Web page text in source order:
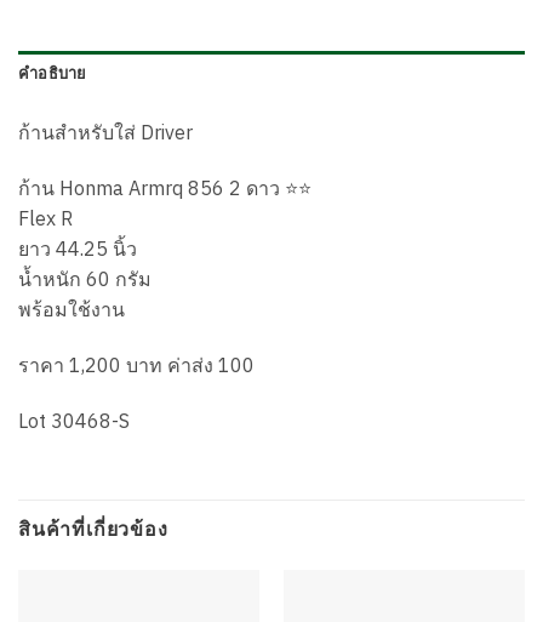
คำอธิบาย
ก้านสำหรับใส่ Driver
ก้าน Honma Armrq 856 2 ดาว ⭐️⭐️
Flex R
ยาว 44.25 นิ้ว
น้ำหนัก 60 กรัม
พร้อมใช้งาน
ราคา 1,200 บาท ค่าส่ง 100
Lot 30468-S
สินค้าที่เกี่ยวข้อง